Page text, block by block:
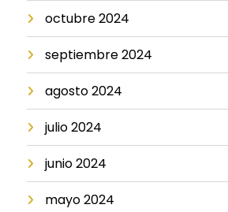
octubre 2024
septiembre 2024
agosto 2024
julio 2024
junio 2024
mayo 2024